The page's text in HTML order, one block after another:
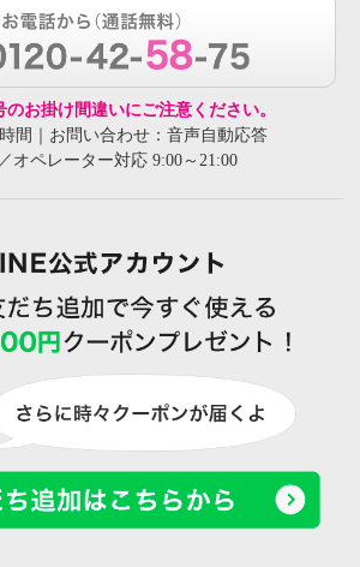
お掛け間違いにご注意ください。
間｜お問い合わせ：音声自動応答
オペレーター対応 9:00～21:00